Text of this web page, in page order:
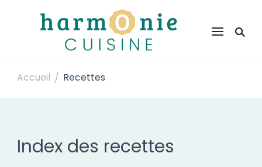
Harmonie Cuisine
Accueil / Recettes
Index des recettes